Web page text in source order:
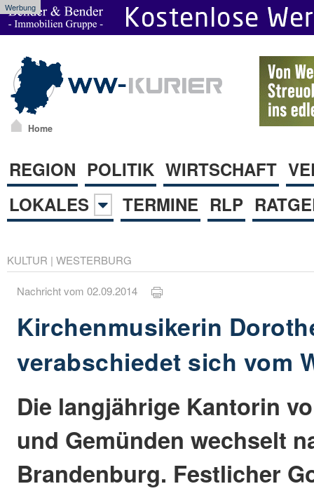
Werbung
Home
REGION POLITIK WIRTSCHAFT
LOKALES
TERMINE RLP
KULTUR | WESTERBURG
Nachricht vom 02.09.2014
Kirchenmusikerin
verabschiedet sich vom
Die langjährige Kantorin
und Gemünden wechselt
Brandenburg. Festlicher